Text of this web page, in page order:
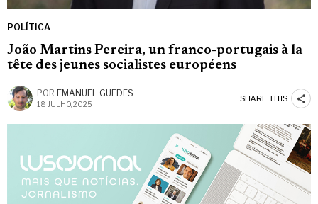
POLÍTICA
João Martins Pereira, un franco-portugais à la
tête des jeunes socialistes européens
POR EMANUEL GUEDES
18 JULHO, 2025
SHARE THIS